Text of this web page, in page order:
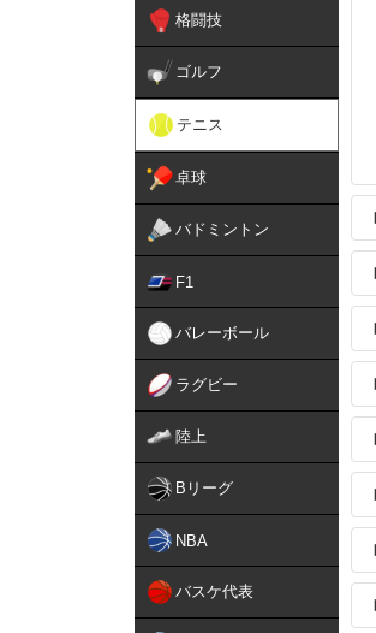
格闘技
ゴルフ
テニス
卓球
バドミントン
F1
バレーボール
ラグビー
陸上
Bリーグ
NBA
バスケ代表